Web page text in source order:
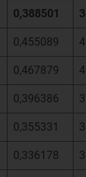
0,388501
0,455089
0,467879
0,396386
0,355331
0,336178